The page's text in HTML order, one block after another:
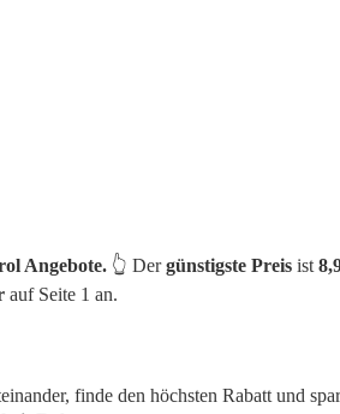
Angebote. 👆 Dergünstigste Preis ist
auf Seite 1 an.
finde den höchsten Rabatt und